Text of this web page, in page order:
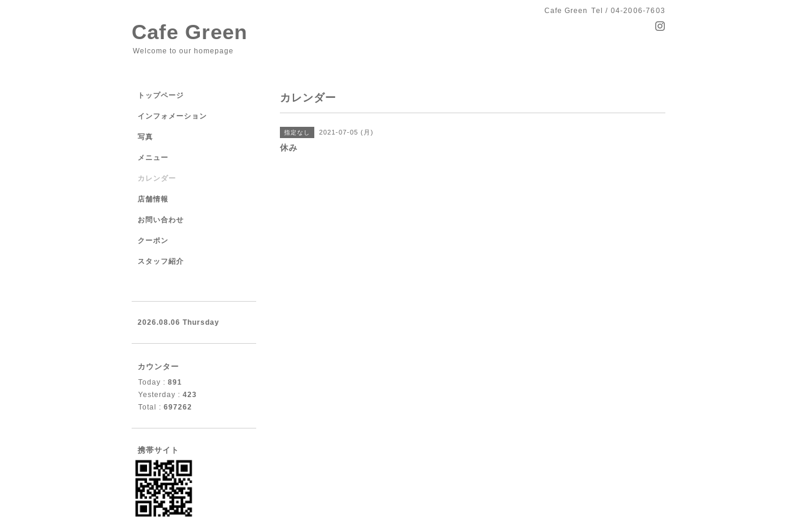
Cafe Green Tel / 04-2006-7603
Cafe Green
Welcome to our homepage
カレンダー
指定なし 2021-07-05 (月)
休み
トップページ
インフォメーション
写真
メニュー
カレンダー
店舗情報
お問い合わせ
クーポン
スタッフ紹介
2026.08.06 Thursday
カウンター
Today : 891
Yesterday : 423
Total : 697262
携帯サイト